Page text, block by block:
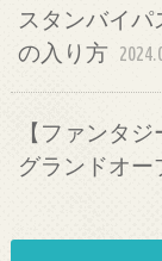
スタンバイ
の入り方
【ファンタ
グランドオー